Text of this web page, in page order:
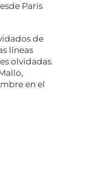
París
de
líneas
olvidadas
en el